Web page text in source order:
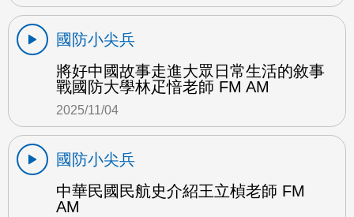
國防小尖兵
將好中國故事走進大眾日常生活的敘事
戰國防大學林疋愔老師 FM AM
2025/11/04
國防小尖兵
中華民國民航史介紹王立楨老師 FM
AM